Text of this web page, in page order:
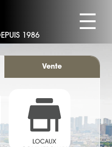
1986
ENTREPÔTS
☰
Vente